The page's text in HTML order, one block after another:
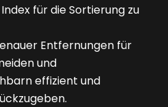
für die Sortierung zu
Entfernungen für
und
effizient und